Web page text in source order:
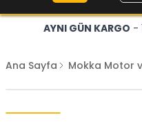
AYNI GÜN KARGO -
Ana Sayfa Mokka Motor